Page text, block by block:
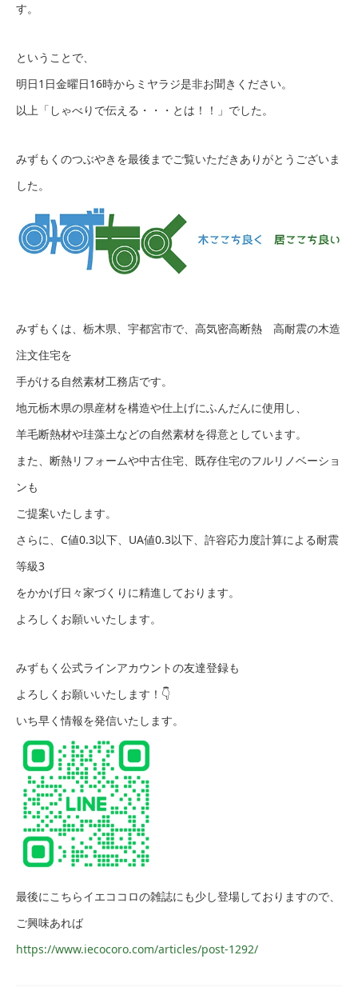
す。
ということで、
明日1日金曜日16時からミヤラジ是非お聞きください。
以上「しゃべりで伝える・・・とは！！」でした。
みずもくのつぶやきを最後までご覧いただきありがとうございま
した。
みずもくは、栃木県、宇都宮市で、高気密高断熱 高耐震の木造
注文住宅を
手がける自然素材工務店です。
地元栃木県の県産材を構造や仕上げにふんだんに使用し、
羊毛断熱材や珪藻土などの自然素材を得意としています。
また、断熱リフォームや中古住宅、既存住宅のフルリノベーショ
ンも
ご提案いたします。
さらに、C値0.3以下、UA値0.3以下、許容応力度計算による耐震
等級3
をかかげ日々家づくりに精進しております。
よろしくお願いいたします。
みずもく公式ラインアカウントの友達登録も
よろしくお願いいたします！👇
いち早く情報を発信いたします。
最後にこちらイエココロの雑誌にも少し登場しておりますので、
ご興味あれば
https://www.iecocoro.com/articles/post-1292/